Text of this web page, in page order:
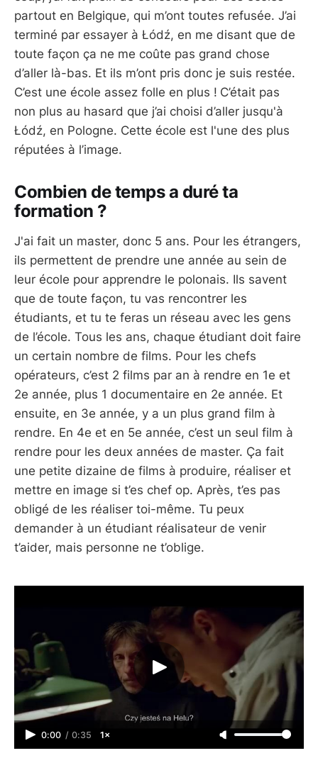
partout en Belgique, qui m’ont toutes refusée. J’ai
terminé par essayer à Łódź, en me disant que de
toute façon ça ne me coûte pas grand chose
d’aller là-bas. Et ils m’ont pris donc je suis restée.
C’est une école assez folle en plus ! C’était pas
non plus au hasard que j’ai choisi d’aller jusqu'à
Łódź, en Pologne. Cette école est l'une des plus
réputées à l’image.
Combien de temps a duré ta
formation ?
J'ai fait un master, donc 5 ans. Pour les étrangers,
ils permettent de prendre une année au sein de
leur école pour apprendre le polonais. Ils savent
que de toute façon, tu vas rencontrer les
étudiants, et tu te feras un réseau avec les gens
de l’école. Tous les ans, chaque étudiant doit faire
un certain nombre de films. Pour les chefs
opérateurs, c’est 2 films par an à rendre en 1e et
2e année, plus 1 documentaire en 2e année. Et
ensuite, en 3e année, y a un plus grand film à
rendre. En 4e et en 5e année, c’est un seul film à
rendre pour les deux années de master. Ça fait
une petite dizaine de films à produire, réaliser et
mettre en image si t’es chef op. Après, t’es pas
obligé de les réaliser toi-même. Tu peux
demander à un étudiant réalisateur de venir
t’aider, mais personne ne t’oblige.
0:00 / 0:35 1×